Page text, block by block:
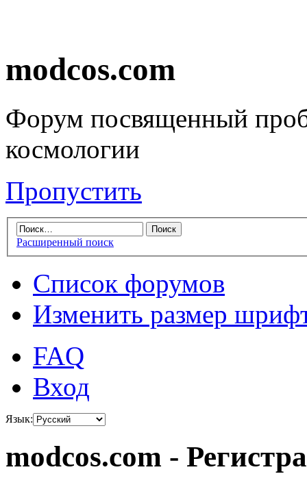
modcos.com
Форум посвященный
космологии
Пропустить
Расширенный поиск
Список форумов
Изменить размер
FAQ
Вход
Язык:
modcos.com -